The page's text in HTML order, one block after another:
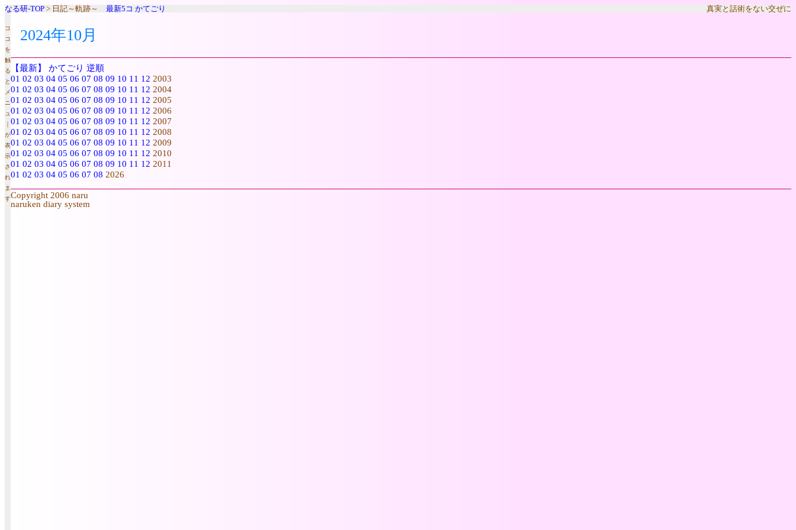
なる研-TOP > 日記～軌跡～ 最新5コ かてごり 真実と話術をない交ぜに
コ
コ
を
触
る
と
メ
ニ
ュ
｜
が
表
示
さ
れ
ま
す
2024年10月
【最新】 かてごり 逆順
01 02 03 04 05 06 07 08 09 10 11 12 2003
01 02 03 04 05 06 07 08 09 10 11 12 2004
01 02 03 04 05 06 07 08 09 10 11 12 2005
01 02 03 04 05 06 07 08 09 10 11 12 2006
01 02 03 04 05 06 07 08 09 10 11 12 2007
01 02 03 04 05 06 07 08 09 10 11 12 2008
01 02 03 04 05 06 07 08 09 10 11 12 2009
01 02 03 04 05 06 07 08 09 10 11 12 2010
01 02 03 04 05 06 07 08 09 10 11 12 2011
01 02 03 04 05 06 07 08 2026
Copyright 2006 naru
naruken diary system